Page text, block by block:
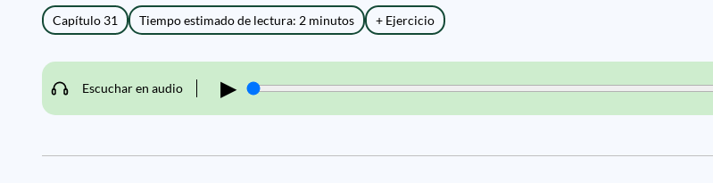
Capítulo 31 Tiempo estimado de lectura: 2 minutos + Ejercicio
Escuchar en audio ▶